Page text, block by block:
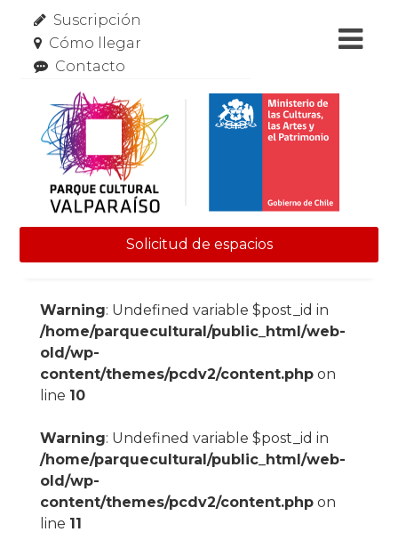
Suscripción
Cómo llegar
Contacto
Solicitud de espacios
Warning: Undefined variable $post_id in
/home/parquecultural/public_html/web-
old/wp-
content/themes/pcdv2/content.phpon
line 10
Warning: Undefined variable $post_id in
/home/parquecultural/public_html/web-
old/wp-
content/themes/pcdv2/content.phpon
line 11